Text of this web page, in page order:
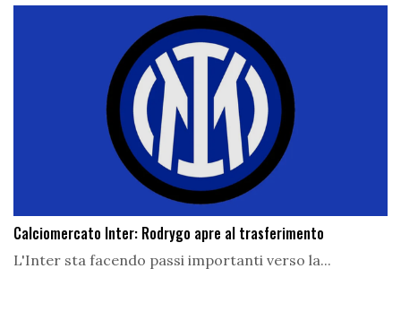
Calciomercato Inter: Rodrygo apre al trasferimento
L'Inter sta facendo passi importanti verso la...